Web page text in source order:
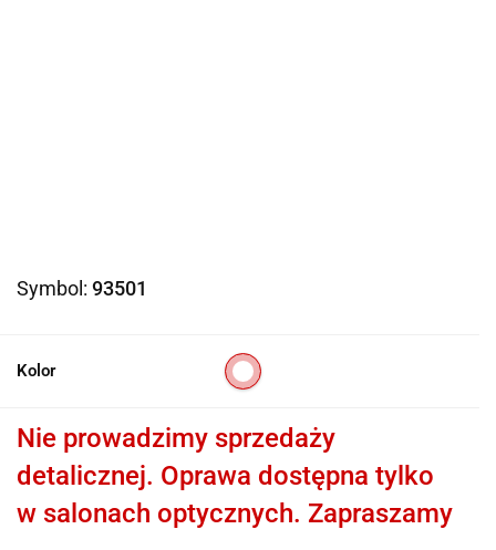
Symbol: 93501
Kolor
Nie prowadzimy sprzedaży
detalicznej. Oprawa dostępna tylko
w salonach optycznych. Zapraszamy